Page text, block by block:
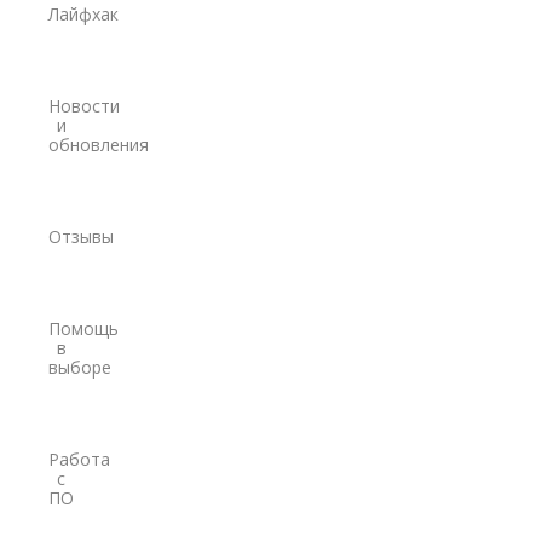
Pacific Crest
Сталкер
Radiodetection
Программы
Лайфхак
Новости
и
обновления
Отзывы
Помощь
в
выборе
Работа
с
ПО